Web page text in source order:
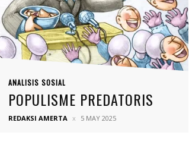
ANALISIS SOSIAL
POPULISME PREDATORIS
REDAKSI AMERTA 5 MAY 2025